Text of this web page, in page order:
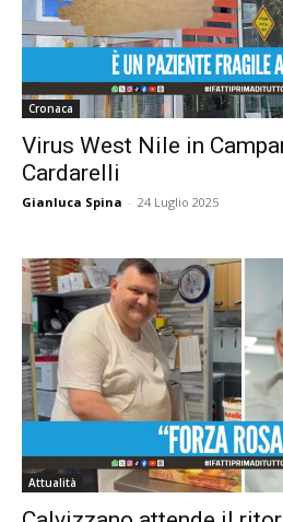
Cronaca
Virus West Nile in
Cardarelli
Gianluca Spina - 24 Luglio 2025
Attualità